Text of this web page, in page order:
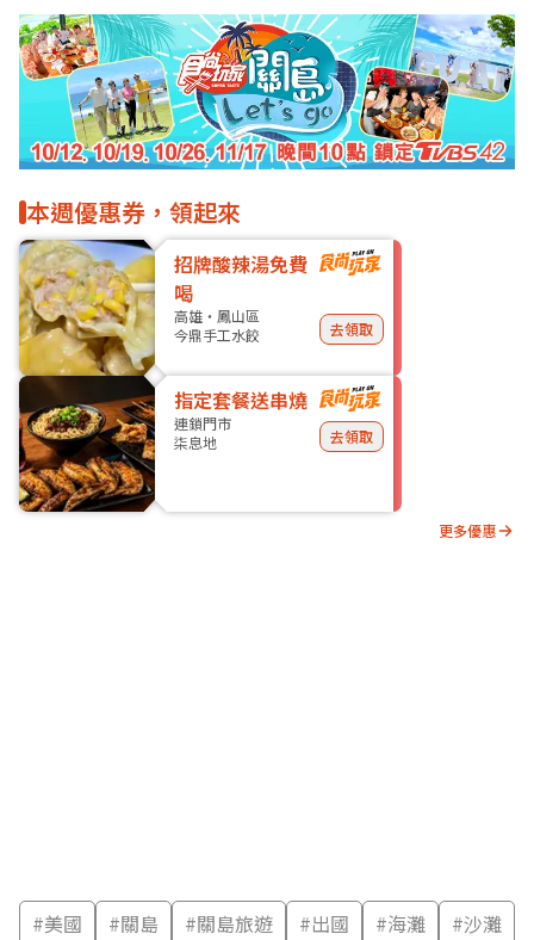
本週優惠券，領起來
招牌酸辣湯免費
喝
高雄・鳳山區
今鼎手工水餃
去領取
指定套餐送串燒
連鎖門市
柒息地
去領取
更多優惠
#美國 #關島 #關島旅遊 #出國 #海灘 #沙灘